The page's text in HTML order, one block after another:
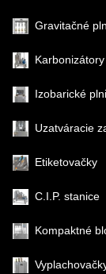
Gravitačné
Karbonizátory
Izobarické
Uzatváracie
Etiketovačky
C.I.P. stanice
Kompaktné